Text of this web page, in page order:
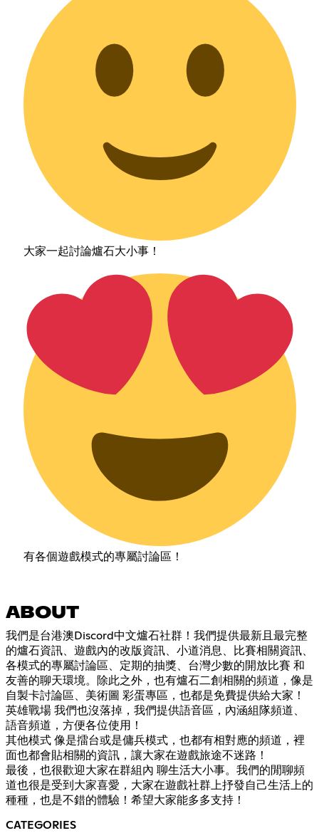
大家一起討論爐石大小事！
有各個遊戲模式的專屬討論區！
ABOUT
我們是台港澳Discord中文爐石社群！我們提供最新且最完整
的爐石資訊、遊戲內的改版資訊、小道消息、比賽相關資訊、
各模式的專屬討論區、定期的抽獎、台灣少數的開放比賽 和
友善的聊天環境。除此之外，也有爐石二創相關的頻道，像是
自製卡討論區、美術圖 彩蛋專區，也都是免費提供給大家！
英雄戰場 我們也沒落掉，我們提供語音區，內涵組隊頻道、
語音頻道，方便各位使用！
其他模式 像是擂台或是傭兵模式，也都有相對應的頻道，裡
面也都會貼相關的資訊，讓大家在遊戲旅途不迷路！
最後，也很歡迎大家在群組內 聊生活大小事。我們的閒聊頻
道也很是受到大家喜愛，大家在遊戲社群上抒發自己生活上的
種種，也是不錯的體驗！希望大家能多多支持！
CATEGORIES